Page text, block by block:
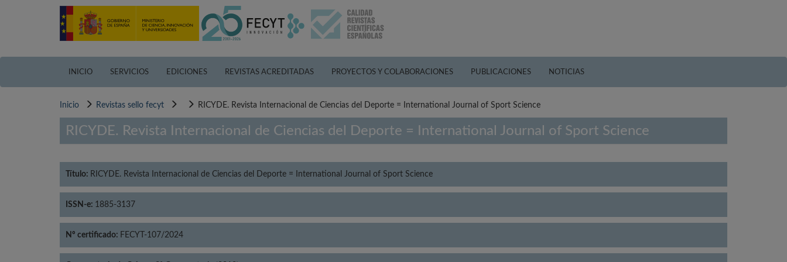
INICIO SERVICIOS EDICIONES REVISTAS ACREDITADAS PROYECTOS Y COLABORACIONES PUBLICACIONES NOTICIAS
Inicio Revistas sello fecyt RICYDE. Revista Internacional de Ciencias del Deporte = International Journal of Sport Science
RICYDE. Revista Internacional de Ciencias del Deporte = International Journal of Sport Science
Título: RICYDE. Revista Internacional de Ciencias del Deporte = International Journal of Sport Science
ISSN-e: 1885-3137
Nº certificado: FECYT-107/2024